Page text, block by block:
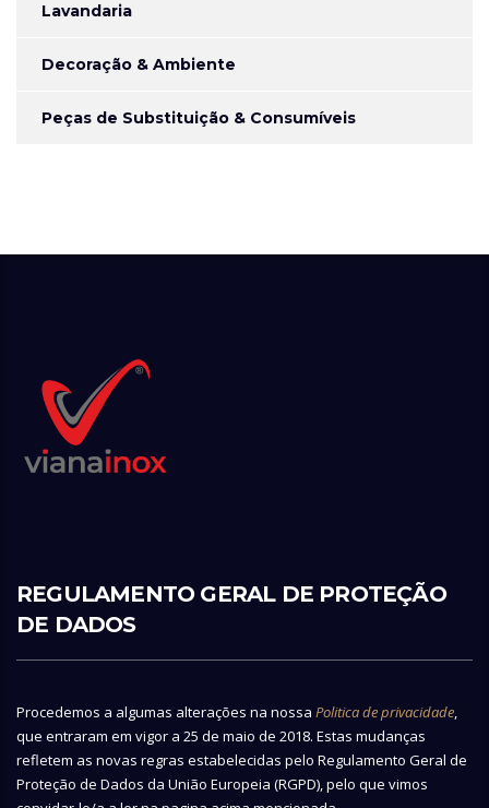
Lavandaria
Decoração & Ambiente
Peças de Substituição & Consumíveis
REGULAMENTO GERAL DE PROTEÇÃO
DE DADOS
Procedemos a algumas alterações na nossa Politica de privacidade,
que entraram em vigor a 25 de maio de 2018. Estas mudanças
refletem as novas regras estabelecidas pelo Regulamento Geral de
Proteção de Dados da União Europeia (RGPD), pelo que vimos